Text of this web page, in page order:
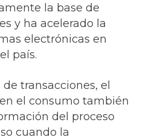
la base de
y ha acelerado la
electrónicas en
país.
transacciones, el
el consumo también
del proceso
cuando la